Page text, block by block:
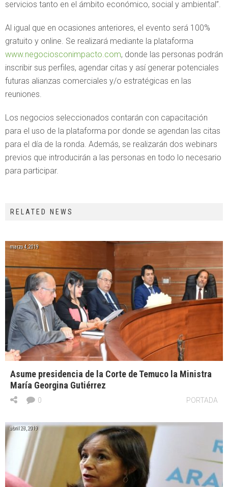
servicios tanto en el ámbito económico, social y ambiental”.
Al igual que en ocasiones anteriores, el evento será 100%
gratuito y online. Se realizará mediante la plataforma
www.negociosconimpacto.com, donde las personas podrán
inscribir sus perfiles, agendar citas y así generar potenciales
futuras alianzas comerciales y/o estratégicas en las
reuniones.
Los negocios seleccionados contarán con capacitación
para el uso de la plataforma por donde se agendan las citas
para el día de la ronda. Además, se realizarán dos webinars
previos que introducirán a las personas en todo lo necesario
para participar.
RELATED NEWS
marzo 4, 2019
Asume presidencia de la Corte de Temuco la Ministra
María Georgina Gutiérrez
PORTADA
0
abril 28, 2019